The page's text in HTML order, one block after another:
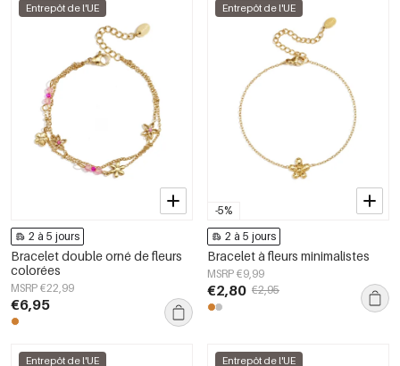
Entrepôt de l'UE
2 à 5 jours
Bracelet double orné de fleurs
colorées
MSRP €22,99
€6,95
-5%
Entrepôt de l'UE
2 à 5 jours
Bracelet à fleurs minimalistes
MSRP €9,99
€2,80 €2,95
Entrepôt de l'UE Entrepôt de l'UE